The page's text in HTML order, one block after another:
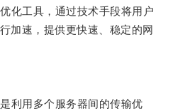
工具，通过技术手段将用户
加速，提供更快速、稳定的网
用多个服务器间的传输优